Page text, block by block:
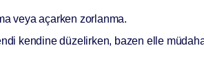
veya açarken zorlanma.
kendine düzelirken, bazen elle